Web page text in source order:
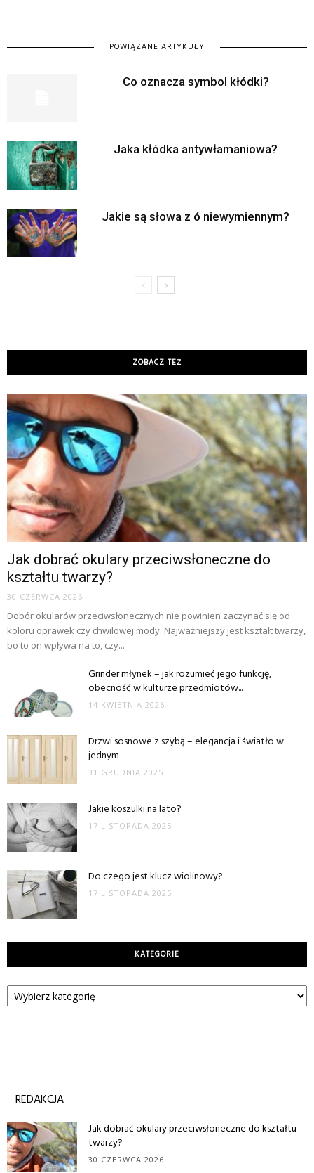
POWIĄZANE ARTYKUŁY
Co oznacza symbol kłódki?
Jaka kłódka antywłamaniowa?
Jakie są słowa z ó niewymiennym?
ZOBACZ TEŻ
Jak dobrać okulary przeciwsłoneczne do
kształtu twarzy?
30 CZERWCA 2026
Dobór okularów przeciwsłonecznych nie powinien zaczynać się od
koloru oprawek czy chwilowej mody. Najważniejszy jest kształt twarzy,
bo to on wpływa na to, czy...
Grinder młynek – jak rozumieć jego funkcję,
obecność w kulturze przedmiotów...
14 KWIETNIA 2026
Drzwi sosnowe z szybą – elegancja i światło w
jednym
31 GRUDNIA 2025
Jakie koszulki na lato?
17 LISTOPADA 2025
Do czego jest klucz wiolinowy?
17 LISTOPADA 2025
KATEGORIE
Kategorie
REDAKCJA
Jak dobrać okulary przeciwsłoneczne do kształtu
twarzy?
30 CZERWCA 2026